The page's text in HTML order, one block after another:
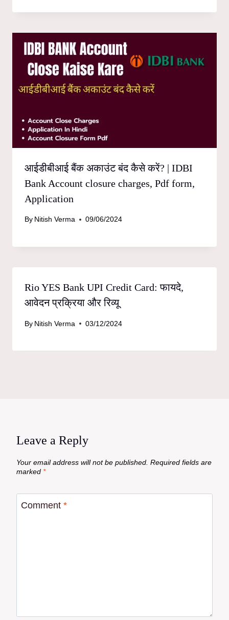
आईडीबीआई बैंक अकाउंट बंद कैसे करें? | IDBI
Bank Account closure charges, Pdf form,
Application
By Nitish Verma 09/06/2024
Rio YES Bank UPI Credit Card: फायदे,
आवेदन प्रक्रिया और रिव्यू
By Nitish Verma 03/12/2024
Leave a Reply
Your email address will not be published. Required fields are
marked *
Comment *